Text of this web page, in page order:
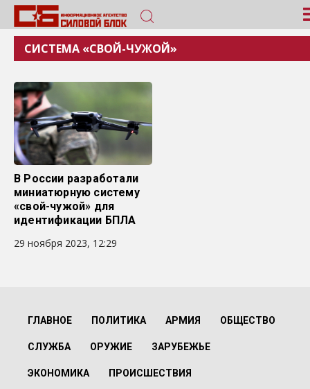
СИСТЕМА «СВОЙ-ЧУЖОЙ»
В России разработали
миниатюрную систему
«свой-чужой» для
идентификации БПЛА
29 ноября 2023, 12:29
ГЛАВНОЕ ПОЛИТИКА АРМИЯ ОБЩЕСТВО
СЛУЖБА ОРУЖИЕ ЗАРУБЕЖЬЕ
ЭКОНОМИКА ПРОИСШЕСТВИЯ